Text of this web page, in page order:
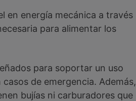
en energía mecánica a través
para alimentar los
para soportar un uso
de emergencia. Además,
bujías ni carburadores que